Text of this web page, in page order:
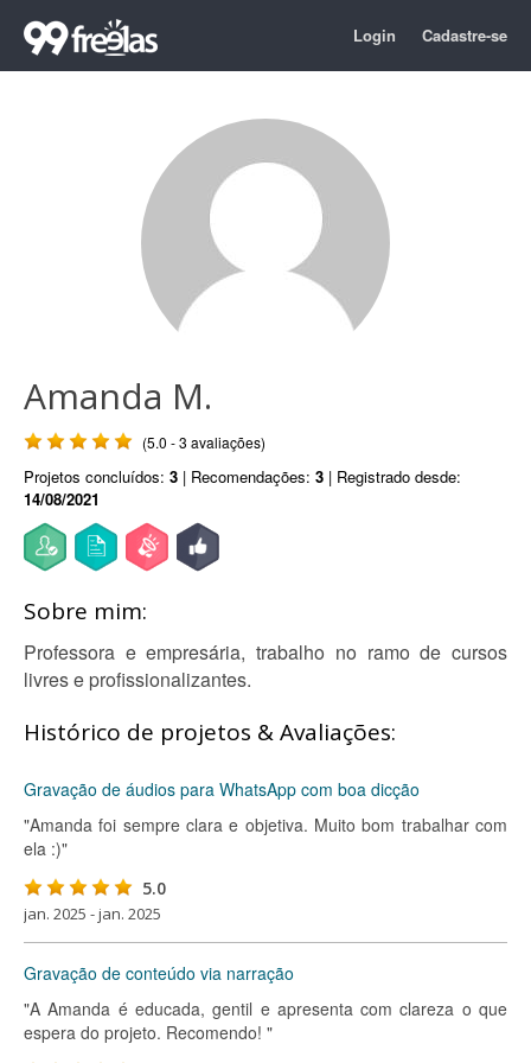
Login Cadastre-se
Amanda M.
(5.0 - 3 avaliações)
Projetos concluídos: 3 | Recomendações: 3 | Registrado desde:
14/08/2021
Sobre mim:
Professora e empresária, trabalho no ramo de cursos
livres e profissionalizantes.
Histórico de projetos & Avaliações:
Gravação de áudios para WhatsApp com boa dicção
"Amanda foi sempre clara e objetiva. Muito bom trabalhar com
ela :)"
5.0
jan. 2025 - jan. 2025
Gravação de conteúdo via narração
"A Amanda é educada, gentil e apresenta com clareza o que
espera do projeto. Recomendo! "